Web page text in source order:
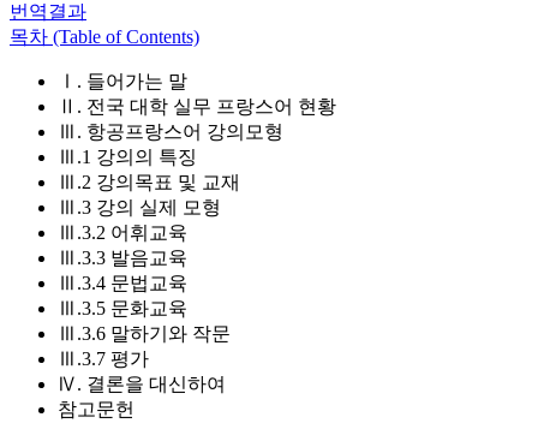
번역결과
목차 (Table of Contents)
Ⅰ. 들어가는 말
Ⅱ. 전국 대학 실무 프랑스어 현황
Ⅲ. 항공프랑스어 강의모형
Ⅲ.1 강의의 특징
Ⅲ.2 강의목표 및 교재
Ⅲ.3 강의 실제 모형
Ⅲ.3.2 어휘교육
Ⅲ.3.3 발음교육
Ⅲ.3.4 문법교육
Ⅲ.3.5 문화교육
Ⅲ.3.6 말하기와 작문
Ⅲ.3.7 평가
Ⅳ. 결론을 대신하여
참고문헌